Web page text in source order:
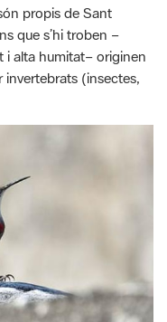
propis de Sant
que s’hi troben –
i alta humitat– originen
invertebrats (insectes,